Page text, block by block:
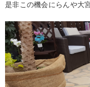
是非この機会にらんや大